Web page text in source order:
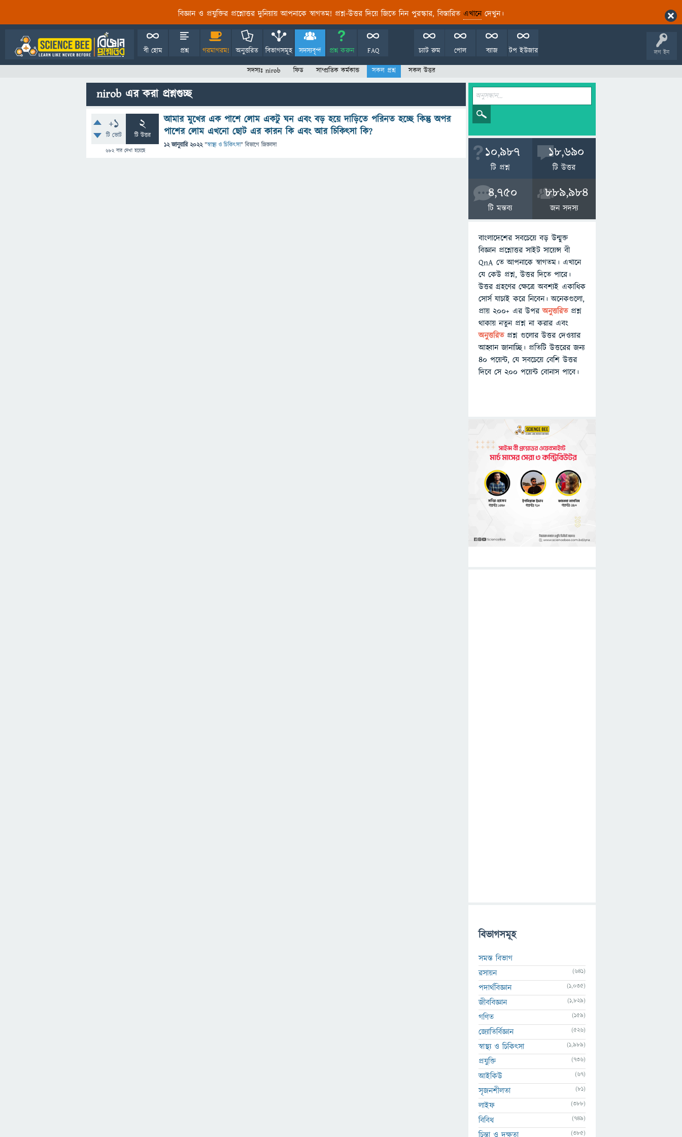
বিজ্ঞান ও প্রযুক্তির প্রশ্নোত্তর দুনিয়ায় আপনাকে স্বাগতম! প্রশ্ন-উত্তর দিয়ে জিতে নিন পুরস্কার, বিস্তারিত এখানেদেখুন।
লগ ইন
বী হোম প্রশ্ন গরমাগরম! অনুত্তরিত বিভাগসমূহ সদস্যবৃন্দ প্রশ্ন করুন FAQ টপ ইউজার
ব্যাজ
পোল
চ্যাট রুম
সদস্যঃ nirob ফিড সাম্প্রতিক কর্মকান্ড সকল প্রশ্ন সকল উত্তর
nirob এর করা প্রশ্নগুচ্ছ
+1
টি ভোট
2
টি উত্তর
682বার দেখা হয়েছে
আমার মুখের এক পাশে লোম একটু ঘন এবং বড় হয়ে দাড়িতে পরিনত হচ্ছে কিন্তু অপর
পাশের লোম এখনো ছোট এর কারন কি এবং আর চিকিৎসা কি?
12 জানুয়ারি 2022 "স্বাস্থ্য ও চিকিৎসা" বিভাগে জিজ্ঞাসা 10,987
টি প্রশ্ন
18,690
টি উত্তর
4,750
টি মন্তব্য
889,984
জন সদস্য
বাংলাদেশের সবচেয়ে বড় উন্মুক্ত
বিজ্ঞান প্রশ্নোত্তর সাইট সায়েন্স বী
QnA তে আপনাকে স্বাগতম। এখানে
যে কেউ প্রশ্ন, উত্তর দিতে পারে।
উত্তর গ্রহণের ক্ষেত্রে অবশ্যই একাধিক
সোর্স যাচাই করে নিবেন। অনেকগুলো,
প্রায় ২০০+ এর উপরঅনুত্তরিতপ্রশ্ন
থাকায় নতুন প্রশ্ন না করার এবং
অনুত্তরিত প্রশ্ন গুলোর উত্তর দেওয়ার
আহ্বান জানাচ্ছি। প্রতিটি উত্তরের জন্য
৪০ পয়েন্ট, যে সবচেয়ে বেশি উত্তর
দিবে সে ২০০ পয়েন্ট বোনাস পাবে।
বিভাগসমূহ
সমস্ত বিভাগ
রসায়ন
(641)
পদার্থবিজ্ঞান (1,035)
জীববিজ্ঞান (1,829)
গণিত (159)
জ্যোতির্বিজ্ঞান (526)
স্বাস্থ্য ও চিকিৎসা (1,989)
প্রযুক্তি (736)
আইকিউ (67)
সৃজনশীলতা (81)
লাইফ (388)
বিবিধ (749)
চিন্তা ও দক্ষতা (385)